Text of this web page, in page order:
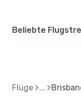
Beliebte
Flüge